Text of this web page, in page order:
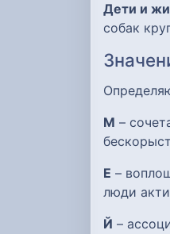
Дети и
собак
М –
Е –
люди
Й –